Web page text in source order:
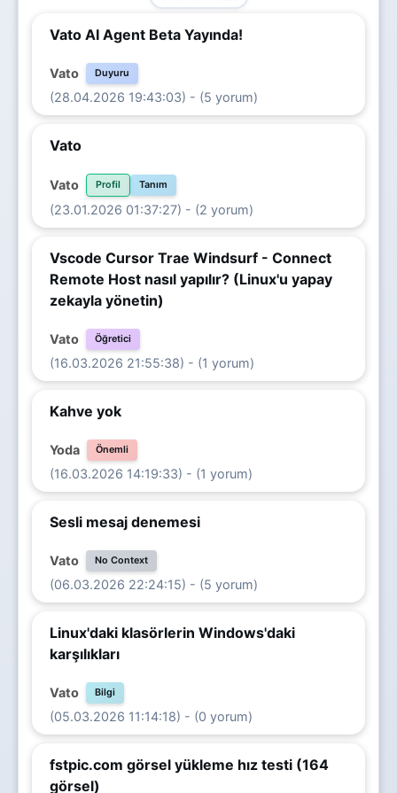
Vato AI Agent Beta Yayında!
Vato Duyuru
(28.04.2026 19:43:03) - (5 yorum)
Vato
Vato Profil Tanım
(23.01.2026 01:37:27) - (2 yorum)
Vscode Cursor Trae Windsurf - Connect
Remote Host nasıl yapılır? (Linux'u yapay
zekayla yönetin)
Vato Öğretici
(16.03.2026 21:55:38) - (1 yorum)
Kahve yok
Yoda Önemli
(16.03.2026 14:19:33) - (1 yorum)
Sesli mesaj denemesi
Vato No Context
(06.03.2026 22:24:15) - (5 yorum)
Linux'daki klasörlerin Windows'daki
karşılıkları
Vato Bilgi
(05.03.2026 11:14:18) - (0 yorum)
fstpic.com görsel yükleme hız testi (164
görsel)